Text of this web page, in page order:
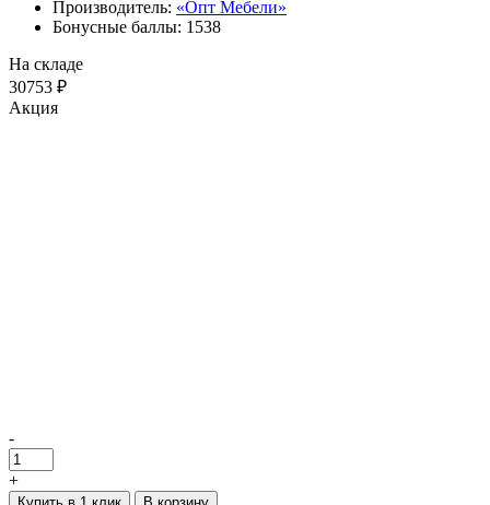
Производитель: «Опт Мебели»
Бонусные баллы: 1538
На складе
30753 ₽
Акция
-
+